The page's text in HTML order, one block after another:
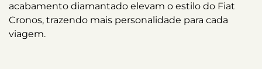
acabamento diamantado elevam o estilo do Fiat
Cronos, trazendo mais personalidade para cada
viagem.